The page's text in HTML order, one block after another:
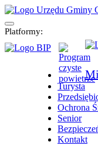
Platformy:
Turysta
Ochrona
Senior
Kontakt